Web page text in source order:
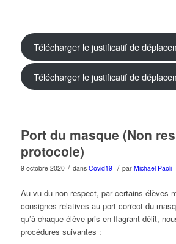
Télécharger le justificatif de
Télécharger le justificatif de
Port du masque (Non
protocole)
9 octobre 2020 / dans Covid19 / par Michael Paoli
Au vu du non-respect, par certains élèves
consignes relatives au port correct du
qu’à chaque élève pris en flagrant délit,
procédures suivantes :